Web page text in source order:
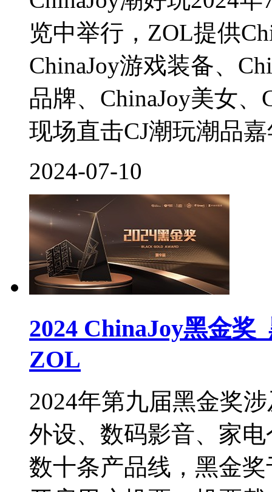
览中举行，ZOL提供
ChinaJoy游戏装备、
品牌、ChinaJoy美女
现场直击CJ潮玩潮品
2024-07-10
2024 ChinaJoy黑金奖
ZOL
2024年第九届黑金奖
外设、数码影音、家
数十条产品线，黑金